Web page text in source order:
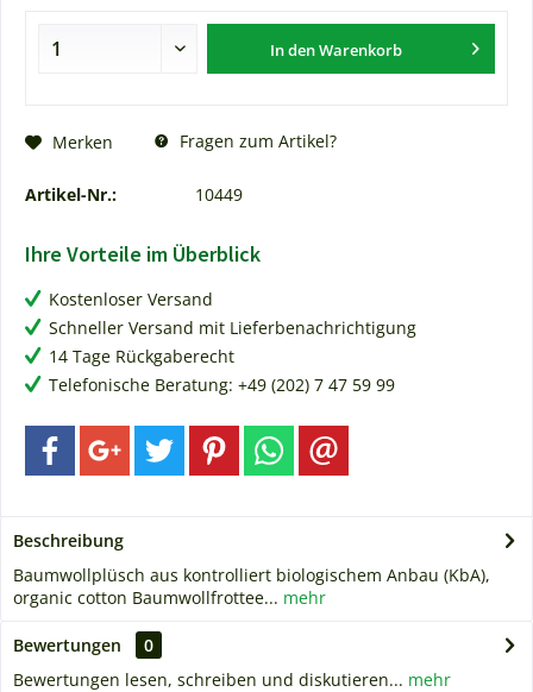
In denWarenkorb
Merken Fragen zum Artikel?
Artikel-Nr.: 10449
Ihre Vorteile im Überblick
Kostenloser Versand
Schneller Versand mit Lieferbenachrichtigung
14 Tage Rückgaberecht
Telefonische Beratung: +49 (202) 7 47 59 99
Beschreibung
Baumwollplüsch aus kontrolliert biologischem Anbau (KbA),
organic cotton Baumwollfrottee... mehr
Bewertungen
0
Bewertungen lesen, schreiben und diskutieren... mehr